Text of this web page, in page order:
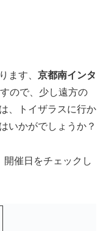
ます、 京都南インタ
ので、少し遠方の
、トイザラスに行か
いかがでしょうか？
催日をチェックし